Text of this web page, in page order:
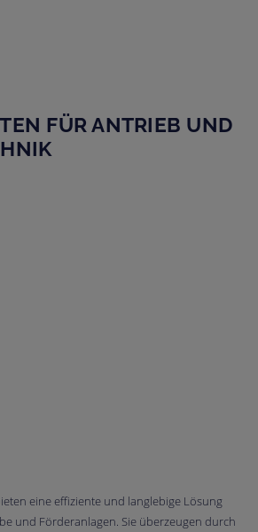
FÜR ANTRIEB UND
eine effiziente und langlebige Lösung
und Förderanlagen. Sie überzeugen durch